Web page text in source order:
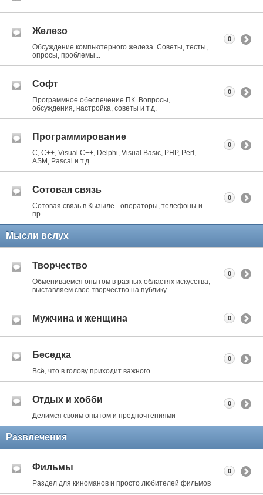
Железо
Обсуждение компьютерного железа. Советы, тесты,
опросы, проблемы...
0
Софт
Программное обеспечение ПК. Вопросы,
обсуждения, настройка, советы и т.д.
0
Программирование
C, C++, Visual C++, Delphi, Visual Basic, PHP, Perl,
ASM, Pascal и т.д.
0
Сотовая связь
Сотовая связь в Кызыле - операторы, телефоны и
пр.
0
Мысли вслух
Творчество
Обмениваемся опытом в разных областях искусства,
выставляем своё творчество на публику.
0
Мужчина и женщина 0
Беседка
Всё, что в голову приходит важного
0
Отдых и хобби
Делимся своим опытом и предпочтениями
0
Развлечения
Фильмы
Раздел для киноманов и просто любителей фильмов
0